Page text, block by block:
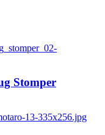
Stomper
13-335x256.jpg